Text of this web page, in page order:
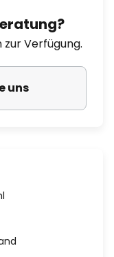
Verfügung.
uns